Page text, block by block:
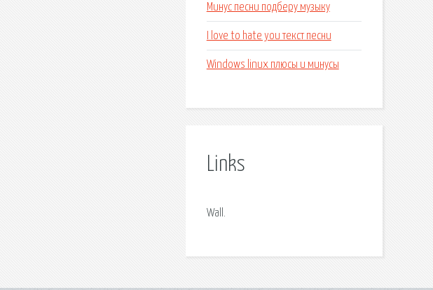
Минус песни подберу музыку
I love to hate you текст песни
Windows linux плюсы и минусы
Links
Wall.